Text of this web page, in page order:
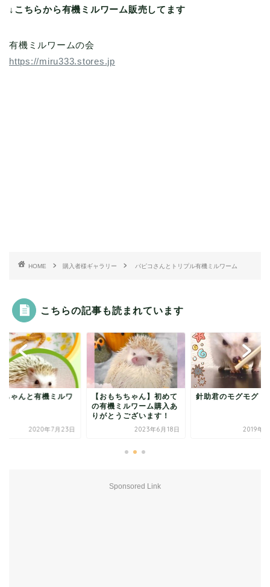
↓こちらから有機ミルワーム販売してます
有機ミルワームの会
https://miru333.stores.jp
HOME 購入者様ギャラリー パピコさんとトリプル有機ミルワーム
こちらの記事も読まれています
もちちゃん】初めて
2023年6月18日
針助君のモグモグ
2019年8月7日
ハーちゃんと有機ミ
2020年7
Sponsored Link